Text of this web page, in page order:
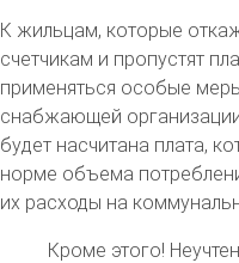
К жильцам, которые
счетчикам и пропустят
применяться особые
снабжающей
будет насчитана плата,
норме объема
их расходы на
Кроме этого!